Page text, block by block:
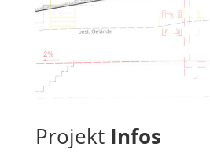
Projekt Infos